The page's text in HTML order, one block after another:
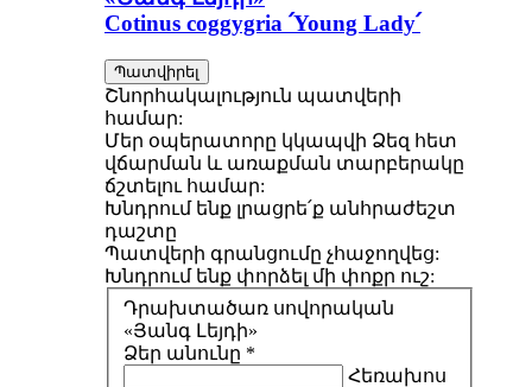
Cotinus coggygria ՛Young Lady՛
Պատվիրել
Շնորհակալություն պատվերի
համար:
Մեր օպերատորը կկապվի Ձեզ հետ
վճարման և առաքման տարբերակը
ճշտելու համար:
Խնդրում ենք լրացրե՛ք անհրաժեշտ
դաշտը
Պատվերի գրանցումը չհաջողվեց:
Խնդրում ենք փորձել մի փոքր ուշ:
Դրախտածառ սովորական
«Յանգ Լեյդի»
Ձեր անունը *
Հեռախոս